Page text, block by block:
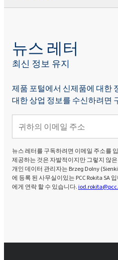
뉴스 레터
최신 정보 유지
제품 포털에서 신제품에 대한
대한 상업 정보를 수신하려면
뉴스 레터를 구독하려면 이메일 주소를
제공하는 것은 자발적이지만 그렇지 않
개인 데이터 관리자는 Brzeg Dolny
에 등록 된 사무실이있는 PCC Rokita SA
에게 연락 할 수 있습니다.